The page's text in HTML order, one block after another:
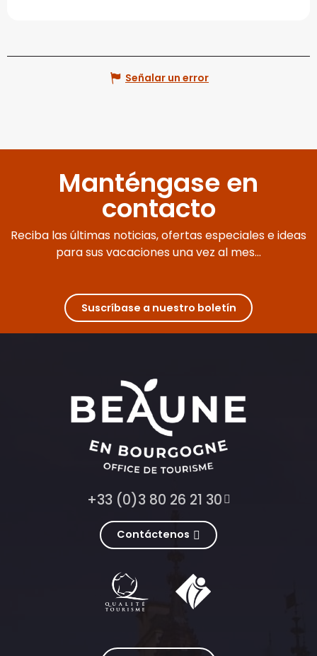
Señalar un error
Manténgase en
contacto
Reciba las últimas noticias, ofertas especiales e ideas
para sus vacaciones una vez al mes...
Suscríbase a nuestro boletín
+33 (0)3 80 26 21 30
Contáctenos